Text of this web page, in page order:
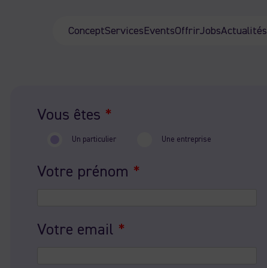
ConceptServices EventsOffrirJobsActualités
Vous êtes *
Un particulier Une entreprise
Votre prénom *
Votre email *